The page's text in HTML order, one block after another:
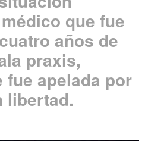
que fue
años de
praxis,
fue apelada por
libertad.